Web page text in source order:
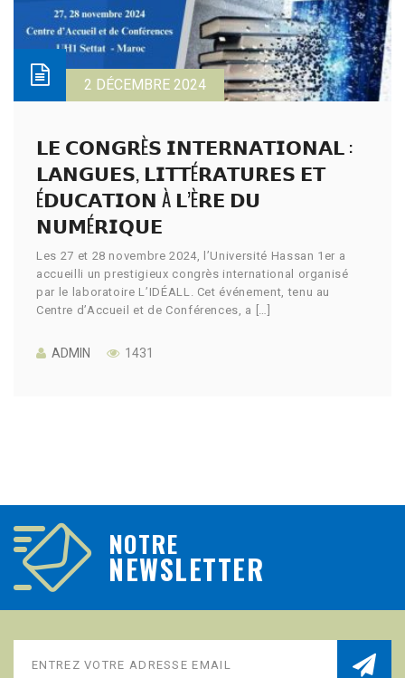
2 DÉCEMBRE 2024
𝗟𝗘 𝗖𝗢𝗡𝗚𝗥È𝗦 𝗜𝗡𝗧𝗘𝗥𝗡𝗔𝗧𝗜𝗢𝗡𝗔𝗟 :
𝗟𝗔𝗡𝗚𝗨𝗘𝗦, 𝗟𝗜𝗧𝗧É𝗥𝗔𝗧𝗨𝗥𝗘𝗦 𝗘𝗧
É𝗗𝗨𝗖𝗔𝗧𝗜𝗢𝗡 À 𝗟’È𝗥𝗘 𝗗𝗨
𝗡𝗨𝗠É𝗥𝗜𝗤𝗨𝗘
Les 27 et 28 novembre 2024, l’Université Hassan 1er a
accueilli un prestigieux congrès international organisé
par le laboratoire L’IDÉALL. Cet événement, tenu au
Centre d’Accueil et de Conférences, a […]
ADMIN 1431
NOTRE
NEWSLETTER